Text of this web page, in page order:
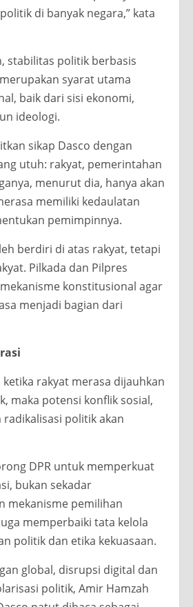
di banyak negara,” kata
stabilitas politik berbasis
syarat utama
baik dari sisi ekonomi,
ideologi.
sikap Dasco dengan
utuh: rakyat, pemerintahan
menurut dia, hanya akan
memiliki kedaulatan
pemimpinnya.
berdiri di atas rakyat, tetapi
Pilkada dan Pilpres
konstitusional agar
menjadi bagian dari
rakyat merasa dijauhkan
maka potensi konflik sosial,
politik akan
DPR untuk memperkuat
bukan sekadar
mekanisme pemilihan
memperbaiki tata kelola
politik dan etika kekuasaan.
global, disrupsi digital dan
politik, Amir Hamzah